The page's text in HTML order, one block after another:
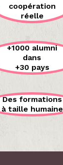
coopération
réelle
+1000 alumni
dans
+30 pays
Des formations
à taille humaine